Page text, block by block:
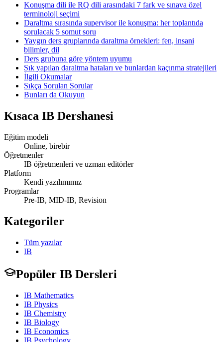
Konuşma dili ile RQ dili arasındaki 7 fark ve sınava özel
terminoloji seçimi
Daraltma sırasında supervisor ile konuşma: her toplantıda
sorulacak 5 somut soru
Yaygın ders gruplarında daraltma örnekleri: fen, insani
bilimler, dil
Ders grubuna göre yöntem uyumu
Sık yapılan daraltma hataları ve bunlardan kaçınma stratejileri
İlgili Okumalar
Sıkça Sorulan Sorular
Bunları da Okuyun
Kısaca IB Dershanesi
Eğitim modeli
Online, birebir
Öğretmenler
IB öğretmenleri ve uzman editörler
Platform
Kendi yazılımımız
Programlar
Pre-IB, MID-IB, Revision
Kategoriler
Tüm yazılar
IB
Popüler IB Dersleri
IB Mathematics
IB Physics
IB Chemistry
IB Biology
IB Economics
IB Psychology